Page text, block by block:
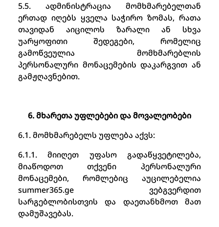
5.5. ადმინისტრაცია მომხმარებელთან
ერთად იღებს ყველა საჭირო ზომას, რათა
თავიდან აიცილოს ზარალი ან სხვა
უარყოფითი შედეგები, რომელიც
გამოწვეულია მომხმარებლის
პერსონალური მონაცემების დაკარგვით ან
გამჟღავნებით.
6. მხარეთა უფლებები და მოვალეობები
6.1. მომხმარებელს უფლება აქვს:
6.1.1. მიიღეთ უფასო გადაწყვეტილება,
მიაწოდოთ თქვენი პერსონალური
მონაცემები, რომლებიც აუცილებელია
summer365.ge ვებგვერდით
სარგებლობისთვის და დაეთანხმოთ მათ
დამუშავებას.